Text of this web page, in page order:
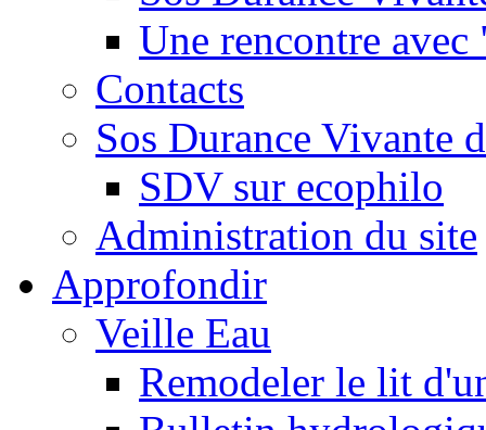
Une rencontre
Contacts
Sos Durance Vivante
SDV sur ecophilo
Administration du site
Approfondir
Veille Eau
Remodeler le lit